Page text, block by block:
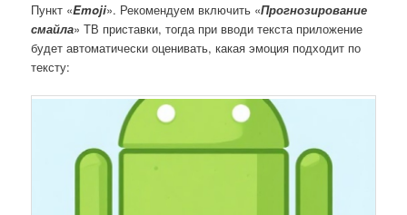
Пункт «Emoji». Рекомендуем включить «Прогнозирование
смайла» ТВ приставки, тогда при вводи текста приложение
будет автоматически оценивать, какая эмоция подходит по
тексту: